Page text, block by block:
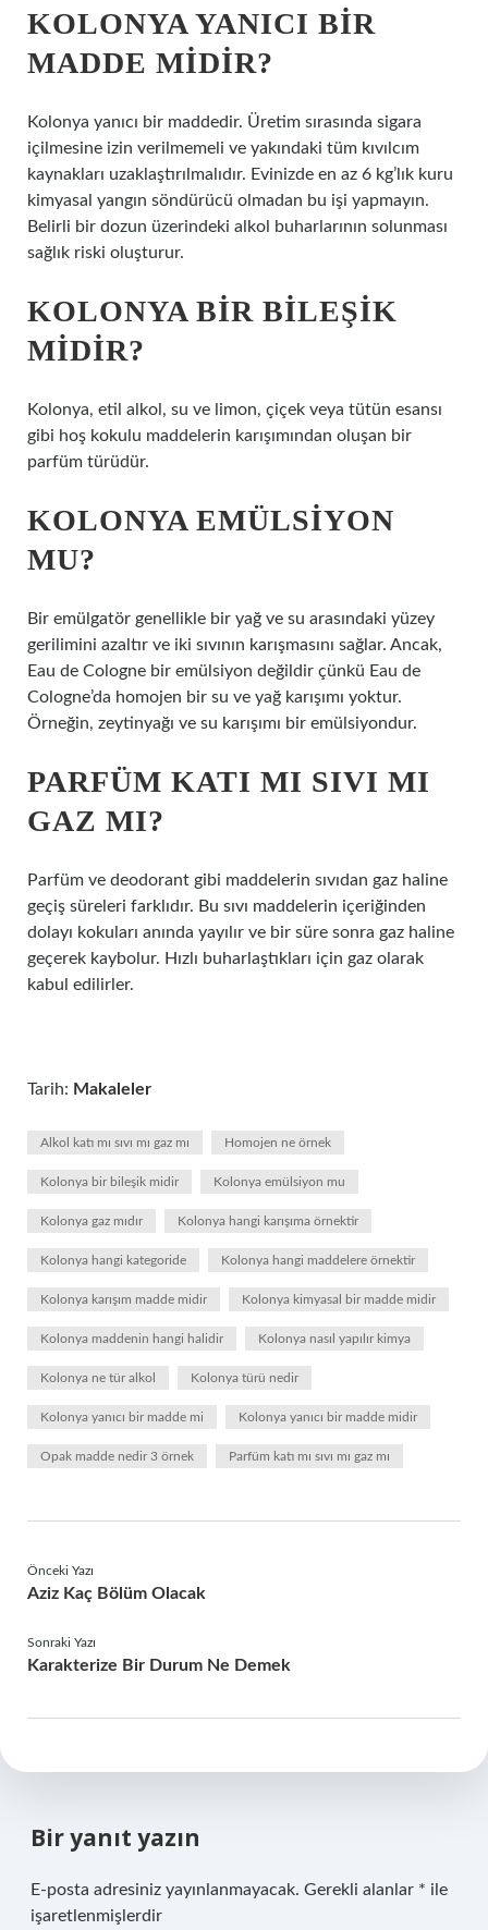
KOLONYA YANICI BIR
MADDE MIDIR?
Kolonya yanıcı bir maddedir. Üretim sırasında sigara
içilmesine izin verilmemeli ve yakındaki tüm kıvılcım
kaynakları uzaklaştırılmalıdır. Evinizde en az 6 kg’lık kuru
kimyasal yangın söndürücü olmadan bu işi yapmayın.
Belirli bir dozun üzerindeki alkol buharlarının solunması
sağlık riski oluşturur.
KOLONYA BIR BILEŞIK
MIDIR?
Kolonya, etil alkol, su ve limon, çiçek veya tütün esansı
gibi hoş kokulu maddelerin karışımından oluşan bir
parfüm türüdür.
KOLONYA EMÜLSIYON
MU?
Bir emülgatör genellikle bir yağ ve su arasındaki yüzey
gerilimini azaltır ve iki sıvının karışmasını sağlar. Ancak,
Eau de Cologne bir emülsiyon değildir çünkü Eau de
Cologne’da homojen bir su ve yağ karışımı yoktur.
Örneğin, zeytinyağı ve su karışımı bir emülsiyondur.
PARFÜM KATI MI SIVI MI
GAZ MI?
Parfüm ve deodorant gibi maddelerin sıvıdan gaz haline
geçiş süreleri farklıdır. Bu sıvı maddelerin içeriğinden
dolayı kokuları anında yayılır ve bir süre sonra gaz haline
geçerek kaybolur. Hızlı buharlaştıkları için gaz olarak
kabul edilirler.
Tarih: Makaleler
Alkol katı mı sıvı mı gaz mı Homojen ne örnek
Kolonya bir bileşik midir Kolonya emülsiyon mu
Kolonya gaz mıdır Kolonya hangi karışıma örnektir
Kolonya hangi kategoride Kolonya hangi maddelere örnektir
Kolonya karışım madde midir Kolonya kimyasal bir madde midir
Kolonya maddenin hangi halidir Kolonya nasıl yapılır kimya
Kolonya ne tür alkol Kolonya türü nedir
Kolonya yanıcı bir madde mi Kolonya yanıcı bir madde midir
Opak madde nedir 3 örnek Parfüm katı mı sıvı mı gaz mı
Önceki Yazı
Aziz Kaç Bölüm Olacak
Sonraki Yazı
Karakterize Bir Durum Ne Demek
Bir yanıt yazın
E-posta adresiniz yayınlanmayacak. Gerekli alanlar * ile
işaretlenmişlerdir